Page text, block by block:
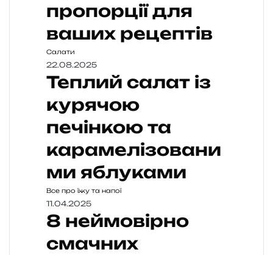
пропорції для
ваших рецептів
Салати
22.08.2025
Теплий салат із
курячою
печінкою та
карамелізовани
ми яблуками
Все про їжу та напої
11.04.2025
8 неймовірно
смачних